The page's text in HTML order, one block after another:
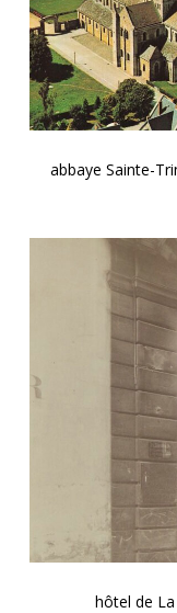
abbaye Sainte-
hôtel de